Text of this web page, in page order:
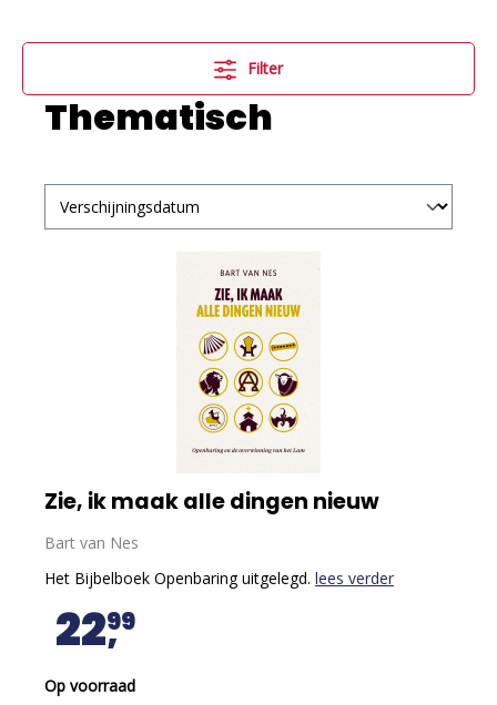
Filter
Thematisch
Zie, ik maak alle dingen nieuw
Bart van Nes
Het Bijbelboek Openbaring uitgelegd. lees verder
2299
Op voorraad